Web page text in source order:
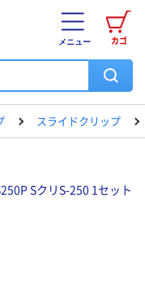
カゴ
メニュー
スライドクリップ
SクリS-250 1セット